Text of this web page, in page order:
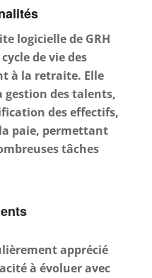
logicielle de GRH
de vie des
à la retraite. Elle
gestion des talents,
des effectifs,
paie, permettant
tâches
apprécié
à évoluer avec